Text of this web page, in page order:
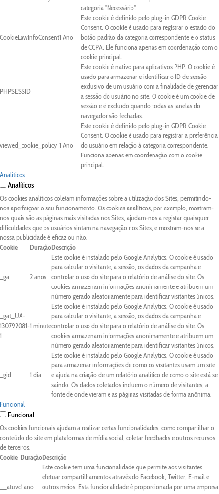
categoria "Necessário".
CookieLawInfoConsent1 Ano
Este cookie é definido pelo plug-in GDPR Cookie
Consent. O cookie é usado para registrar o estado do
botão padrão da categoria correspondente e o status
de CCPA. Ele funciona apenas em coordenação com o
cookie principal.
PHPSESSID
Este cookie é nativo para aplicativos PHP. O cookie é
usado para armazenar e identificar o ID de sessão
exclusivo de um usuário com a finalidade de gerenciar
a sessão do usuário no site. O cookie é um cookie de
sessão e é excluído quando todas as janelas do
navegador são fechadas.
viewed_cookie_policy 1 Ano
Este cookie é definido pelo plug-in GDPR Cookie
Consent. O cookie é usado para registrar a preferência
do usuário em relação à categoria correspondente.
Funciona apenas em coordenação com o cookie
principal.
Analíticos
Analíticos
Os cookies analíticos coletam informações sobre a utilização dos Sites, permitindo-
nos aperfeiçoar o seu funcionamento. Os cookies analíticos, por exemplo, mostram-
nos quais são as páginas mais visitadas nos Sites, ajudam-nos a registar quaisquer
dificuldades que os usuários sintam na navegação nos Sites, e mostram-nos se a
nossa publicidade é eficaz ou não.
Cookie
DuraçãoDescrição
_ga 2 anos
Este cookie é instalado pelo Google Analytics. O cookie é usado
para calcular o visitante, a sessão, os dados da campanha e
controlar o uso do site para o relatório de análise do site. Os
cookies armazenam informações anonimamente e atribuem um
número gerado aleatoriamente para identificar visitantes únicos.
_gat_UA-
130792081-
1
1 minute
Este cookie é instalado pelo Google Analytics. O cookie é usado
para calcular o visitante, a sessão, os dados da campanha e
controlar o uso do site para o relatório de análise do site. Os
cookies armazenam informações anonimamente e atribuem um
número gerado aleatoriamente para identificar visitantes únicos.
_gid 1 dia
Este cookie é instalado pelo Google Analytics. O cookie é usado
para armazenar informações de como os visitantes usam um site
e ajuda na criação de um relatório analítico de como o site está se
saindo. Os dados coletados incluem o número de visitantes, a
fonte de onde vieram e as páginas visitadas de forma anônima.
Funcional
Funcional
Os cookies funcionais ajudam a realizar certas funcionalidades, como compartilhar o
conteúdo do site em plataformas de mídia social, coletar feedbacks e outros recursos
de terceiros.
Cookie DuraçãoDescrição
__atuvc1 ano
Este cookie tem uma funcionalidade que permite aos visitantes
efetuar compartilhamentos através do Facebook, Twitter, E-mail e
outros meios. Esta funcionalidade é proporcionada por uma empresa